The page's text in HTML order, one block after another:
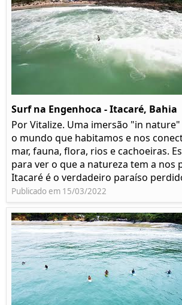
Surf na Engenhoca - Itacaré, Bahia
Por Vitalize. Uma imersão "in
o mundo que habitamos e nos
mar, fauna, flora, rios e cachoeiras.
para ver o que a natureza tem a nos
Itacaré é o verdadeiro paraíso
Publicado em 15/03/2022